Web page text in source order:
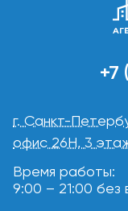
+7
г. Санкт-
офис 26Н, 3
Время работы:
9:00 – 21:00 без